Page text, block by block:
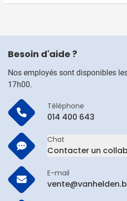
Besoin d'aide ?
Nos employés sont disponibles
17h00.
Téléphone
014 400 643
Chat
Contacter un
E-mail